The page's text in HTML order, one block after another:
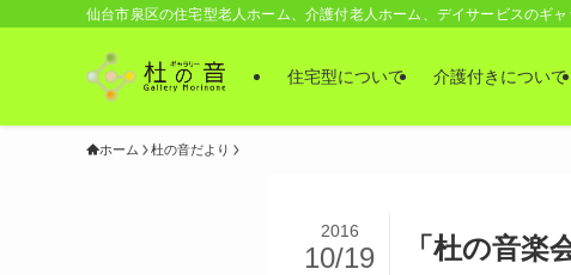
仙台市泉区の住宅型老人ホーム、介護付老人ホーム、デイサービスのギャ
住宅型について 介護付きについて
ホーム 杜の音だより
「杜の音楽
2016
10/19